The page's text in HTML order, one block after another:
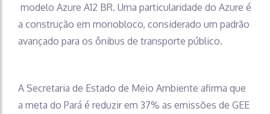
modelo Azure A12 BR. Uma particularidade do Azure é
a construção em monobloco, considerado um padrão
avançado para os ônibus de transporte público.
A Secretaria de Estado de Meio Ambiente afirma que
a meta do Pará é reduzir em 37% as emissões de GEE